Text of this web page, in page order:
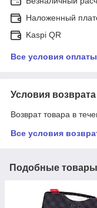
Наложенный
Kaspi QR
Все условия оплаты
Условия возврата
Возврат товара в
Все условия
Подобные